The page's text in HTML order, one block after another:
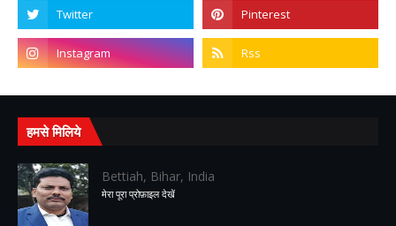
हमसे मिलिये
Bettiah, Bihar, India
मेरा पूरा प्रोफ़ाइल देखें